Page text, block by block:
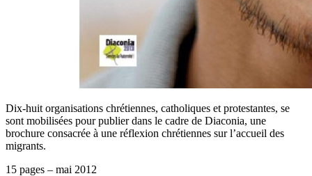
Dix-huit organisations chrétiennes, catholiques et protestantes, se
sont mobilisées pour publier dans le cadre de Diaconia, une
brochure consacrée à une réflexion chrétiennes sur l’accueil des
migrants.
15 pages – mai 2012